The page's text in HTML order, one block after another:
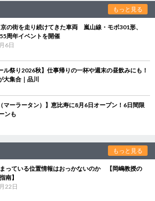
もっと見る
の街を走り続けてきた車両 嵐山線・モボ301形、
周年イベントを開催
6日
ル祭り2026秋】仕事帰りの一杯や週末の昼飲みにも！
大集合｜品川
マーラータン）】恵比寿に8月6日オープン！6日間限
ンも
もっと見る
っている位置情報はおっかないのか 【岡嶋教授の
南】
22日